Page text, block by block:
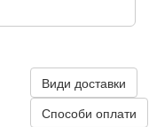
Види доставки
Способи оплати